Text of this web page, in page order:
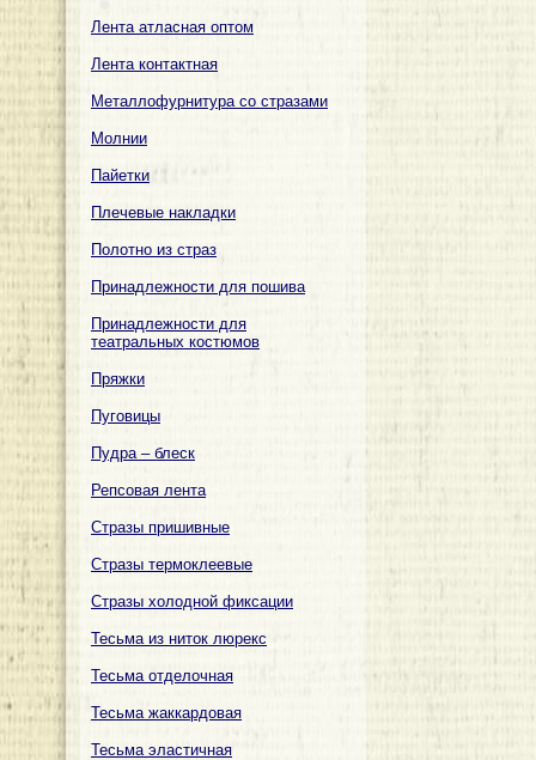
Лента атласная оптом
Лента контактная
Металлофурнитура со стразами
Молнии
Пайетки
Плечевые накладки
Полотно из страз
Принадлежности для пошива
Принадлежности для
театральных костюмов
Пряжки
Пуговицы
Пудра – блеск
Репсовая лента
Стразы пришивные
Стразы термоклеевые
Стразы холодной фиксации
Тесьма из ниток люрекс
Тесьма отделочная
Тесьма жаккардовая
Тесьма эластичная